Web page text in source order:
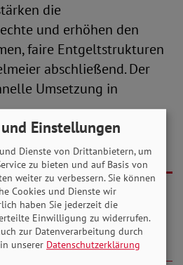
die
und erhöhen den
faire Entgeltstrukturen
abschließend. Der
Umsetzung in
Einstellungen
Dienste von Drittanbietern, um
zu bieten und auf Basis von
weiter zu verbessern. Sie können
Cookies und Dienste wir
haben Sie jederzeit die
Einwilligung zu widerrufen.
zur Datenverarbeitung durch
unserer Datenschutzerklärung